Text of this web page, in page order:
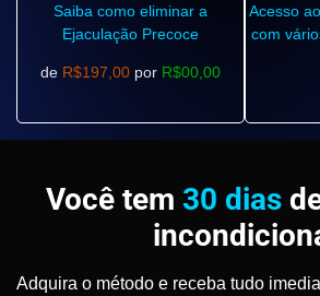
Saiba como eliminar a
Ejaculação Precoce
de R$197,00 por R$00,00
Acesso
com
Você tem 30 dias
Adquira o método e receba tudo